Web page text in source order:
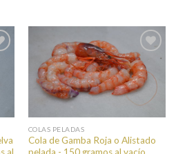
Añadir a
favoritos
COLAS PELADAS
Cola de Gamba Roja o Alistado